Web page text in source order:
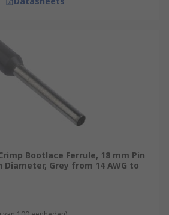
Bootlace Ferrule, 18 mm Pin
Diameter, Grey from 14 AWG to